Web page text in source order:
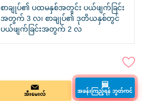
စာချုပ်၏ ပထမနှစ်အတွင်း ပယ်ဖျက်ခြင်း
အတွက် 3 လ၊ စာချုပ်၏ ဒုတိယနှစ်တွင်
ပယ်ဖျက်ခြင်းအတွက် 2 လ
အီးမေးလ် အခန်းကြည့်ရန် ဘွတ်ကင်